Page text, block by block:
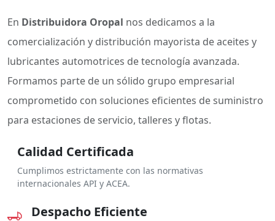
En Distribuidora Oropal nos dedicamos a la
comercialización y distribución mayorista de aceites y
lubricantes automotrices de tecnología avanzada.
Formamos parte de un sólido grupo empresarial
comprometido con soluciones eficientes de suministro
para estaciones de servicio, talleres y flotas.
Calidad Certificada
Cumplimos estrictamente con las normativas
internacionales API y ACEA.
Despacho Eficiente